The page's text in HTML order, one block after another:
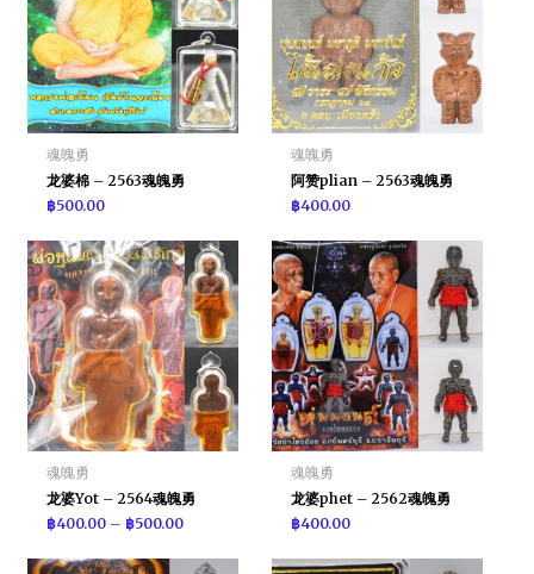
魂魄勇
龙婆棉 – 2563魂魄勇
฿500.00
魂魄勇
阿赞plian – 2563魂魄勇
฿400.00
魂魄勇
龙婆Yot – 2564魂魄勇
฿400.00 – ฿500.00
魂魄勇
龙婆phet – 2562魂魄勇
฿400.00